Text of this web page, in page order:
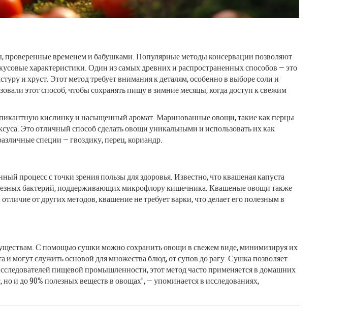
проверенные временем и бабушками. Популярные методы консервации позволяют
характеристики. Один из самых древних и распространенных способов — это
и хруст. Этот метод требует внимания к деталям, особенно в выборе соли и
этот способ, чтобы сохранять пищу в зимние месяцы, когда доступ к свежим
кислинку и насыщенный аромат. Маринованные овощи, такие как перцы
Это отличный способ сделать овощи уникальными и использовать их как
специи — гвоздику, перец, кориандр.
процесс с точки зрения пользы для здоровья. Известно, что квашеная капуста
бактерий, поддерживающих микрофлору кишечника. Квашеные овощи также
от других методов, квашение не требует варки, что делает его полезным в
С помощью сушки можно сохранить овощи в свежем виде, минимизируя их
могут служить основой для множества блюд, от супов до рагу. Сушка позволяет
пищевой промышленности, этот метод часто применяется в домашних
и до 90% полезных веществ в овощах", — упоминается в исследованиях,